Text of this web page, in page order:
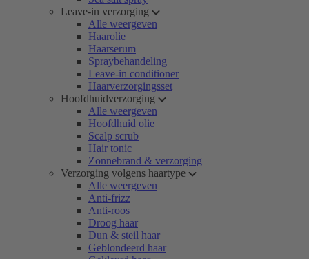
Leave-in verzorging
Alle weergeven
Haarolie
Haarserum
Spraybehandeling
Leave-in conditioner
Haarverzorgingsset
Hoofdhuidverzorging
Alle weergeven
Hoofdhuid olie
Scalp scrub
Hair tonic
Zonnebrand & verzorging
Verzorging volgens haartype
Alle weergeven
Anti-frizz
Anti-roos
Droog haar
Dun & steil haar
Geblondeerd haar